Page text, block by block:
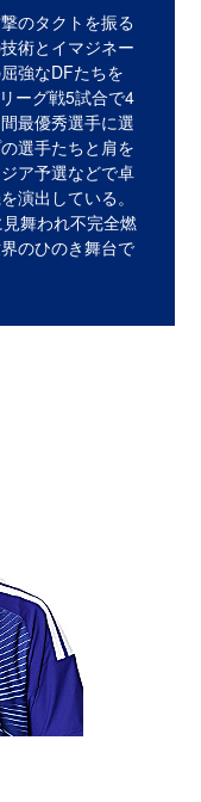
のタクトを振る
術とイマジネー
強なDFたちを
ーグ戦5試合で4
最優秀選手に選
選手たちと肩を
ア予選などで卓
演出している。
舞われ不完全燃
のひのき舞台で